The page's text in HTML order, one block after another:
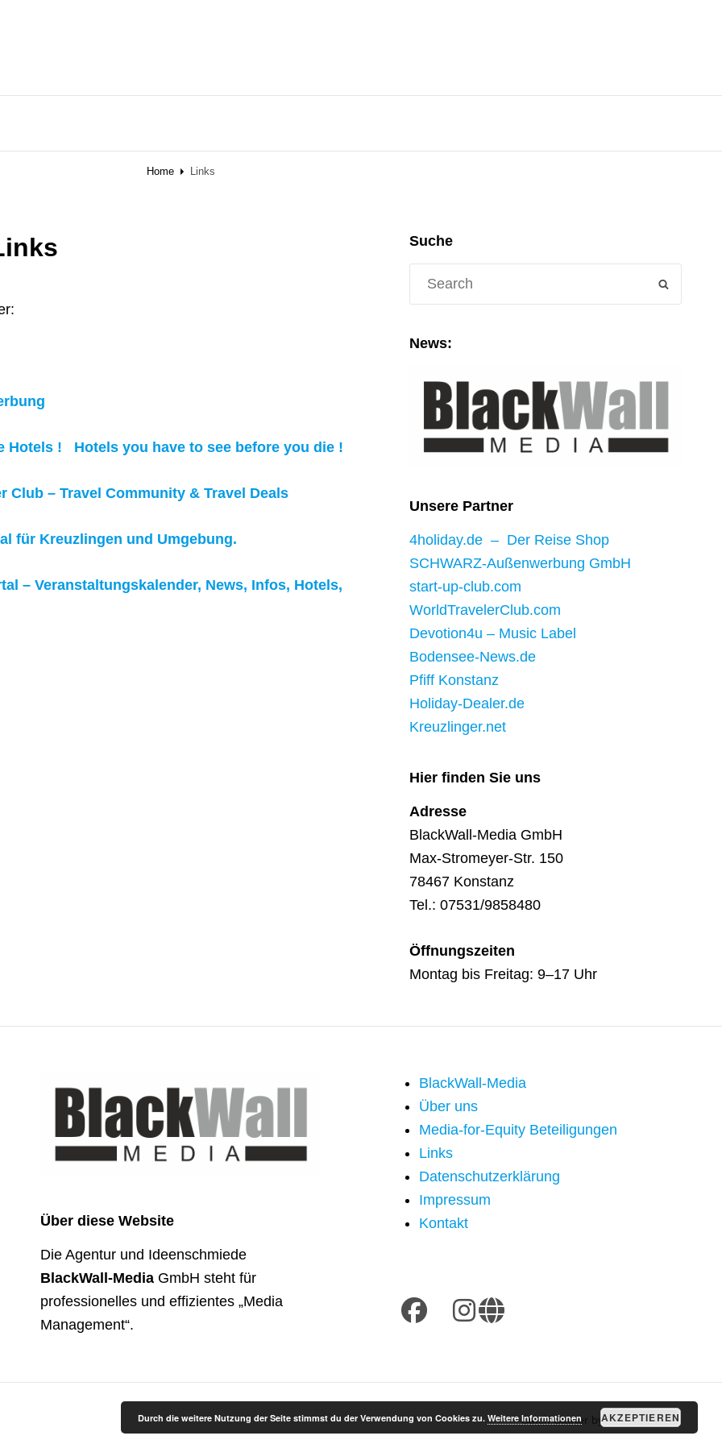
Home Links
Hotels ! Hotels you have to see before you die !
Club – Travel Community & Travel Deals
für Kreuzlingen und Umgebung.
– Veranstaltungskalender, News, Infos, Hotels,
Suche
News:
Unsere Partner
4holiday.de – Der Reise Shop
SCHWARZ-Außenwerbung GmbH
start-up-club.com
WorldTravelerClub.com
Devotion4u – Music Label
Bodensee-News.de
Pfiff Konstanz
Holiday-Dealer.de
Kreuzlinger.net
Hier finden Sie uns
Adresse
BlackWall-Media GmbH
Max-Stromeyer-Str. 150
78467 Konstanz
Tel.: 07531/9858480
Öffnungszeiten
Montag bis Freitag: 9–17 Uhr
Über diese Website
Die Agentur und Ideenschmiede
BlackWall-MediaGmbH steht für
professionelles und effizientes „Media
Management“.
BlackWall-Media
Über uns
Media-for-Equity Beteiligungen
Links
Datenschutzerklärung
Impressum
Kontakt
facebook
mailinstagram
website
Catch Starter byCatch Themes
Durch die weitere Nutzung der Seite stimmst du der Verwendung von Cookies zu. Weitere Informationen AKZEPTIEREN